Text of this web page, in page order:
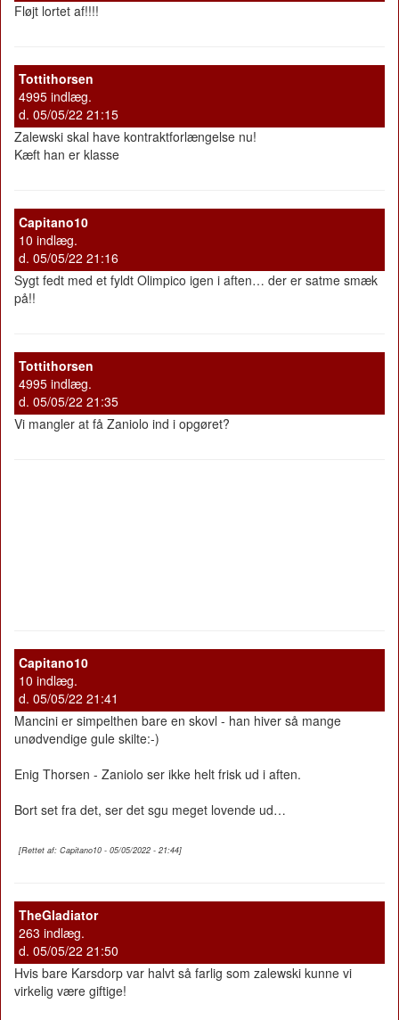
Fløjt lortet af!!!!
Tottithorsen
4995 indlæg.
d. 05/05/22 21:15
Zalewski skal have kontraktforlængelse nu!
Kæft han er klasse
Capitano10
10 indlæg.
d. 05/05/22 21:16
Sygt fedt med et fyldt Olimpico igen i aften… der er satme smæk
på!!
Tottithorsen
4995 indlæg.
d. 05/05/22 21:35
Vi mangler at få Zaniolo ind i opgøret?
Capitano10
10 indlæg.
d. 05/05/22 21:41
Mancini er simpelthen bare en skovl - han hiver så mange
unødvendige gule skilte:-)
Enig Thorsen - Zaniolo ser ikke helt frisk ud i aften.
Bort set fra det, ser det sgu meget lovende ud…
[Rettet af: Capitano10 - 05/05/2022 - 21:44]
TheGladiator
263 indlæg.
d. 05/05/22 21:50
Hvis bare Karsdorp var halvt så farlig som zalewski kunne vi
virkelig være giftige!